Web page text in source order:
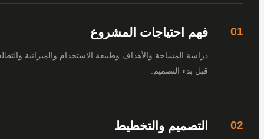
فهم احتياجات المشروع
دراسة المساحة والأهداف وطبيعة الاستخدام والميزانية والتطلعات
قبل بدء التصميم.
التصميم والتخطيط